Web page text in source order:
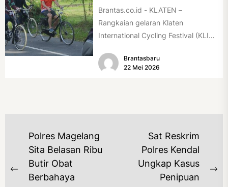
Brantas.co.id - KLATEN –
Rangkaian gelaran Klaten
International Cycling Festival (KLIC
(17/5/2026). Rangkaian kegiatan
dibuka...
Brantasbaru
22 Mei 2026
NAVIGASI
POS
Previous
Polres Magelang
Sita Belasan Ribu
Butir Obat
Berbahaya
Sat Reskrim
Polres Kendal
Ungkap Kasus
Penipuan